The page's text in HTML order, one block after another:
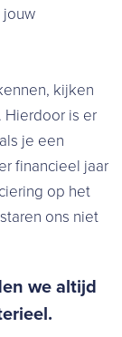
kijken
Hierdoor is er
je een
financieel jaar
op het
ons niet
we altijd